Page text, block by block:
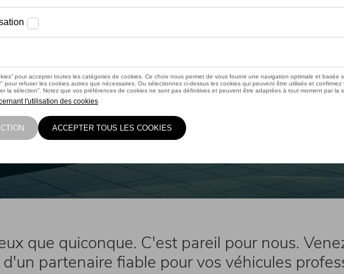
aux utilitaires.
que quiconque. C'est pareil pour nous.
partenaire fiable pour vos véhicules